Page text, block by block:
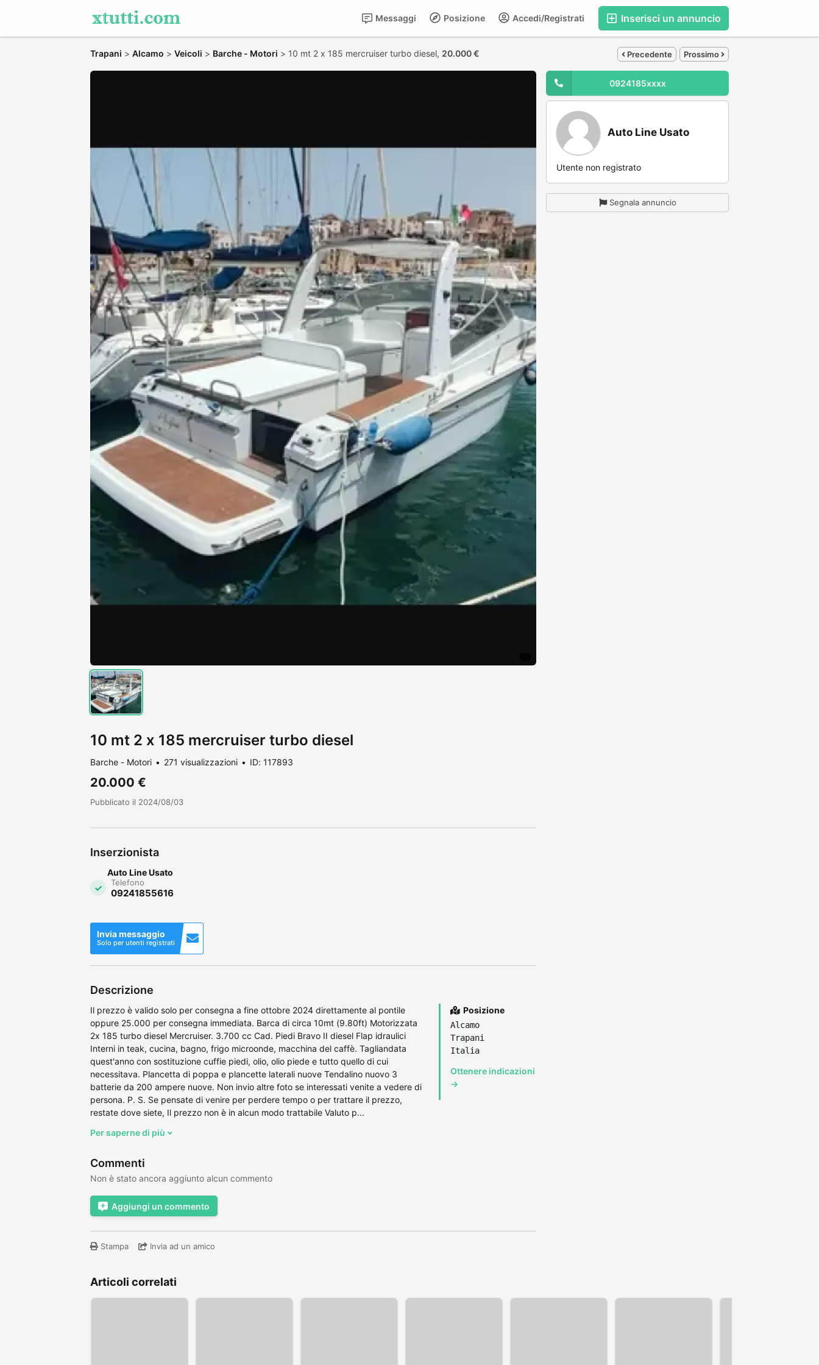
Inserisci un annuncio
Accedi/Registrati
Posizione
Messaggi
Trapani > Alcamo > Veicoli > Barche - Motori > 10 mt 2 x 185 mercruiser turbo diesel, 20.000 € Precedente Prossimo
10 mt 2 x 185 mercruiser turbo diesel
Barche - Motori 271 visualizzazioni ID: 117893
20.000 €
Pubblicato il 2024/08/03
Inserzionista
Auto Line Usato
Telefono
09241855616
Invia messaggio
Solo per utenti registrati
Descrizione
Il prezzo è valido solo per consegna a fine ottobre 2024 direttamente al pontile
oppure 25.000 per consegna immediata. Barca di circa 10mt (9.80ft) Motorizzata
2x 185 turbo diesel Mercruiser. 3.700 cc Cad. Piedi Bravo II diesel Flap idraulici
Interni in teak, cucina, bagno, frigo microonde, macchina del caffè. Tagliandata
quest'anno con sostituzione cuffie piedi, olio, olio piede e tutto quello di cui
necessitava. Plancetta di poppa e plancette laterali nuove Tendalino nuovo 3
batterie da 200 ampere nuove. Non invio altre foto se interessati venite a vedere di
persona. P. S. Se pensate di venire per perdere tempo o per trattare il prezzo,
restate dove siete, Il prezzo non è in alcun modo trattabile Valuto p...
Per saperne di più
Posizione
Alcamo
Trapani
Italia
Ottenere indicazioni
→
Commenti
Non è stato ancora aggiunto alcun commento
Aggiungi un commento
Stampa Invia ad un amico
0924185xxxx
Auto Line Usato
Utente non registrato
Segnala annuncio
Articoli correlati